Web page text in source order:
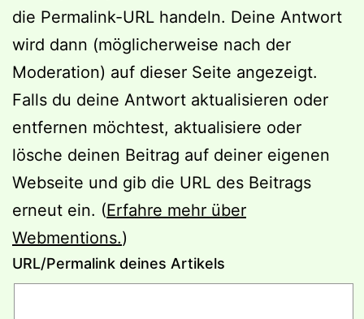
die Permalink-URL handeln. Deine Antwort
wird dann (möglicherweise nach der
Moderation) auf dieser Seite angezeigt.
Falls du deine Antwort aktualisieren oder
entfernen möchtest, aktualisiere oder
lösche deinen Beitrag auf deiner eigenen
Webseite und gib die URL des Beitrags
erneut ein. (Erfahre mehr über
Webmentions.)
URL/Permalink deines Artikels